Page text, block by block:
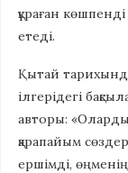
құраған
етеді.
Қытай
ілгерідегі
авторы:
қарапайым
ершімді,